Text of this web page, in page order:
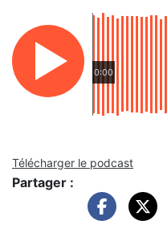
0:00
Télécharger le podcast
Partager :